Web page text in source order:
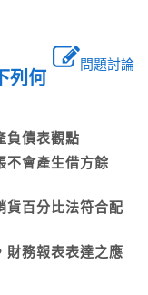
問題討論
列何
負債表觀點
不會產生借方餘
貨百分比法符合配
財務報表表達之應